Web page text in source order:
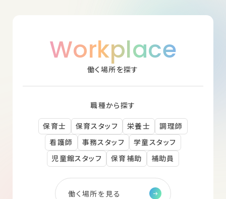
Workplace
働く場所を探す
職種から探す
保育士 保育スタッフ 栄養士
調理師
看護師
事務スタッフ
学童スタッフ
児童館スタッフ
保育補助 補助員
働く場所を見る